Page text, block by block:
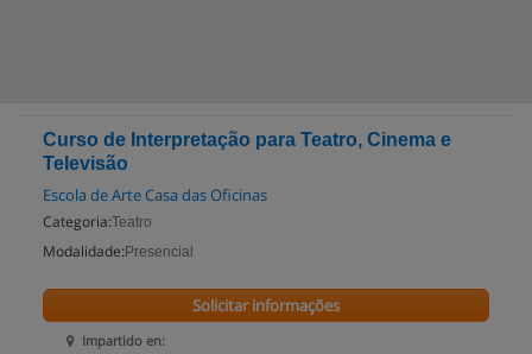
Curso de Interpretação para Teatro, Cinema e
Televisão
Escola de Arte Casa das Oficinas
Categoria:Teatro
Modalidade: Presencial
Impartido en:
Solicitar informações